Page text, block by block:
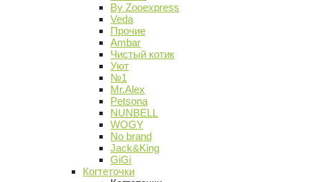
By Zooexpress
Veda
Прочие
Ambar
Чистый котик
Уют
№1
Mr.Alex
Petsona
NUNBELL
WOGY
No brand
Jack&King
GiGi
Когтеточки